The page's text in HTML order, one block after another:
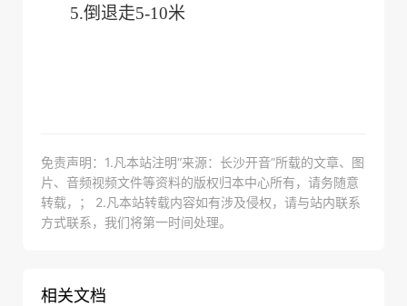
5.倒退走5-10米
免责声明：1.凡本站注明“来源：长沙开音”所载的文章、图
片、音频视频文件等资料的版权归本中心所有，请务随意
转载，； 2.凡本站转载内容如有涉及侵权，请与站内联系
方式联系，我们将第一时间处理。
相关文档